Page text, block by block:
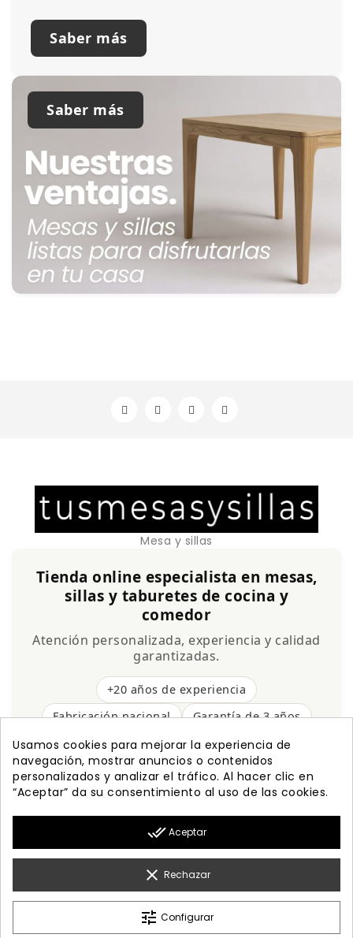
Saber más
Saber más
Mesa y sillas
Tienda online especialista en mesas,
sillas y taburetes de cocina y
comedor
Atención personalizada, experiencia y calidad
garantizadas.
+20 años de experiencia
Fabricación nacional
Garantía de 3 años
Envío gratis
PRODUCTOS 

INFORMACIÓN 
© 2026 - Diseño Web By Optimiza
Usamos cookies para mejorar la experiencia de
navegación, mostrar anuncios o contenidos
personalizados y analizar el tráfico. Al hacer clic en
“Aceptar” da su consentimiento al uso de las cookies.
done_all Aceptar
clear Rechazar
tune Configurar